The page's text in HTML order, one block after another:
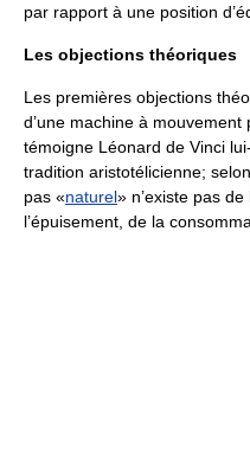
par rapport à une position
Les objections théoriques
Les premières objections
d’une machine à mouvement
témoigne Léonard de Vinci
tradition aristotélicienne;
pas «naturel» n’existe pas
l’épuisement, de la